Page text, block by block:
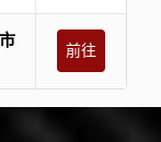
前往